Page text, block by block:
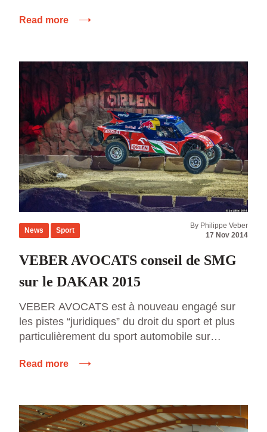
Différentes questions sur la situation juridique et
Read more
News Sport
By Philippe Veber
17 Nov 2014
VEBER AVOCATS conseil de SMG
sur le DAKAR 2015
VEBER AVOCATS est à nouveau engagé sur
les pistes “juridiques” du droit du sport et plus
particulièrement du sport automobile sur
l’intermédiaire de Philippe Veber, assistera le
engage de nouveau 3 […]
Read more